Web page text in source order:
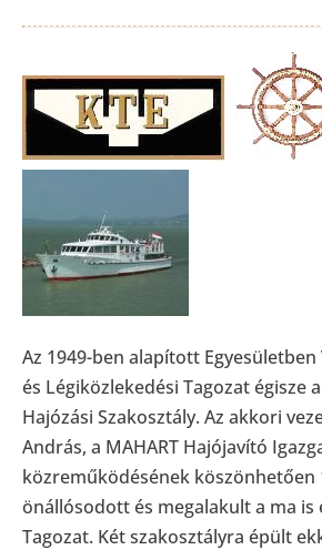
Az 1949-ben alapított Egyesületben
és Légiközlekedési Tagozat égisze
Hajózási Szakosztály. Az akkori
András, a MAHART Hajójavító
közreműködésének köszönhetően
önállósodott és megalakult a ma is
Tagozat. Két szakosztályra épült